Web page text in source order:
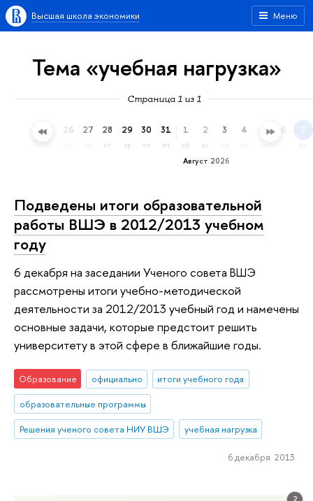
Меню
Высшая школа экономики
Тема «учебная нагрузка»
Страница 1 из 1
25 26 27 28
вт
29
ср
30
чт
31
пт
Август 2026
1
сб
2
вс
3 4 5 6 7
пт
2
Подведены итоги образовательной
работы ВШЭ в 2012/2013 учебном
году
6 декабря на заседании Ученого совета ВШЭ
рассмотрены итоги учебно-методической
деятельности за 2012/2013 учебный год и намечены
основные задачи, которые предстоит решить
университету в этой сфере в ближайшие годы.
Образование официально
итоги учебного года
образовательные программы
Решения ученого совета НИУ ВШЭ
учебная нагрузка
6 декабря 2013